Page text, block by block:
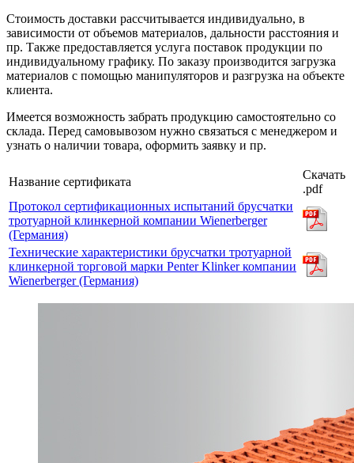
Стоимость доставки рассчитывается индивидуально, в
зависимости от объемов материалов, дальности расстояния и
пр. Также предоставляется услуга поставок продукции по
индивидуальному графику. По заказу производится загрузка
материалов с помощью манипуляторов и разгрузка на объекте
клиента.
Имеется возможность забрать продукцию самостоятельно со
склада. Перед самовывозом нужно связаться с менеджером и
узнать о наличии товара, оформить заявку и пр.
Название сертификата
Скачать
.pdf
Протокол сертификационных испытаний брусчатки
тротуарной клинкерной компании Wienerberger
(Германия)
Технические характеристики брусчатки тротуарной
клинкерной торговой марки Penter Klinker компании
Wienerberger (Германия)